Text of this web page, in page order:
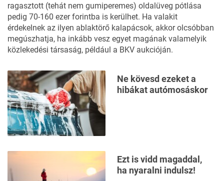
ragasztott (tehát nem gumiperemes) oldalüveg pótlása
pedig 70-160 ezer forintba is kerülhet. Ha valakit
érdekelnek az ilyen ablaktörő kalapácsok, akkor olcsóbban
megúszhatja, ha inkább vesz egyet magának valamelyik
közlekedési társaság, például a BKV aukcióján.
Ne kövesd ezeket a
hibákat autómosáskor
Ezt is vidd magaddal,
ha nyaralni indulsz!